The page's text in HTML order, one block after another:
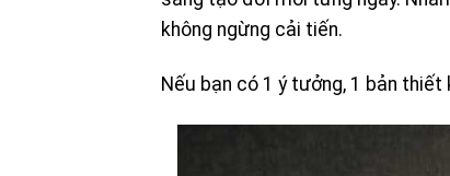
không ngừng cải tiến.
Nếu bạn có 1 ý tưởng, 1 bản